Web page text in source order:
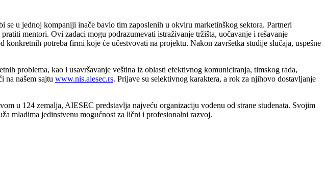
u jednoj kompaniji inače bavio tim zaposlenih u okviru marketinškog sektora. Partneri
mentori. Ovi zadaci mogu podrazumevati istraživanje tržišta, uočavanje i rešavanje
potreba firmi koje će učestvovati na projektu. Nakon završetka studije slučaja, uspešne
problema, kao i usavršavanje veština iz oblasti efektivnog komuniciranja, timskog rada,
na našem sajtu www.nis.aiesec.rs. Prijave su selektivnog karaktera, a rok za njihovo dostavljanje
u 124 zemalja, AIESEC predstavlja najveću organizaciju vođenu od strane studenata. Svojim
mladima jedinstvenu mogućnost za lični i profesionalni razvoj.